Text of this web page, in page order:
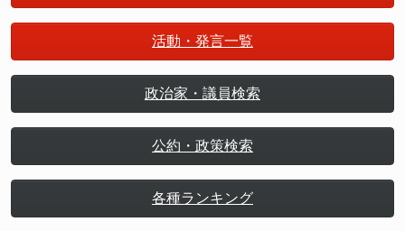
活動・発言一覧
政治家・議員検索
公約・政策検索
各種ランキング